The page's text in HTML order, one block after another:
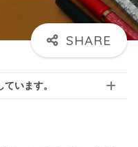
います。